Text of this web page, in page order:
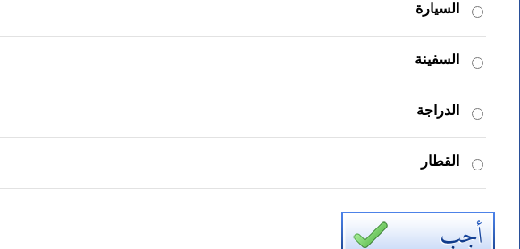
السيارة
السفينة
الدراجة
القطار